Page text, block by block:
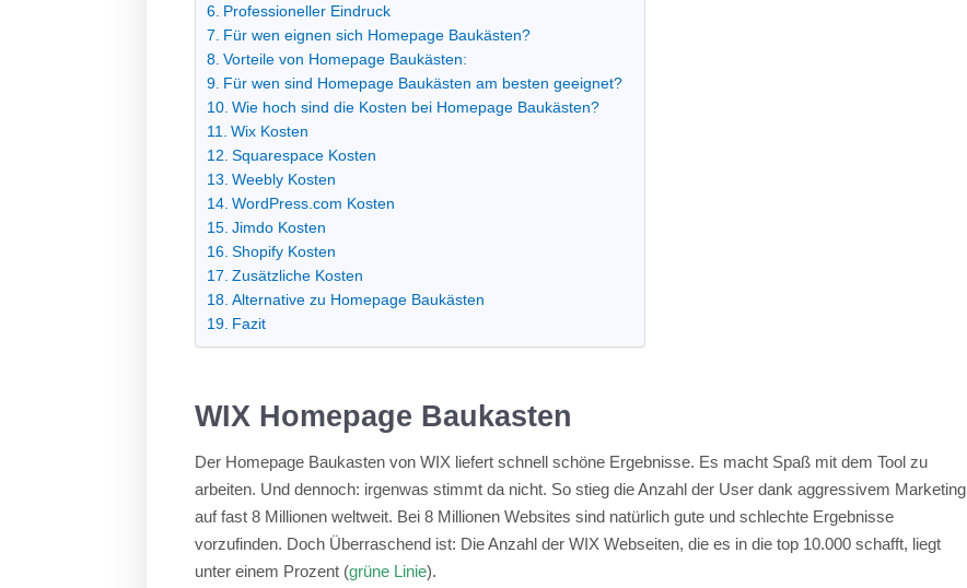
Professioneller Eindruck
Für wen eignen sich Homepage Baukästen?
Vorteile von Homepage Baukästen:
Für wen sind Homepage Baukästen am besten geeignet?
Wie hoch sind die Kosten bei Homepage Baukästen?
Wix Kosten
Squarespace Kosten
Weebly Kosten
WordPress.com Kosten
Jimdo Kosten
Shopify Kosten
Zusätzliche Kosten
Alternative zu Homepage Baukästen
Fazit
WIX Homepage Baukasten
Der Homepage Baukasten von WIX liefert schnell schöne Ergebnisse. Es macht Spaß mit dem Tool zu
arbeiten. Und dennoch: irgenwas stimmt da nicht. So stieg die Anzahl der User dank aggressivem Marketing
auf fast 8 Millionen weltweit. Bei 8 Millionen Websites sind natürlich gute und schlechte Ergebnisse
vorzufinden. Doch Überraschend ist: Die Anzahl der WIX Webseiten, die es in die top 10.000 schafft, liegt
unter einem Prozent (grüne Linie).